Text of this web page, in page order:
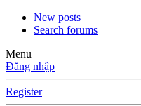
New posts
Search forums
Menu
Đăng nhập
Register